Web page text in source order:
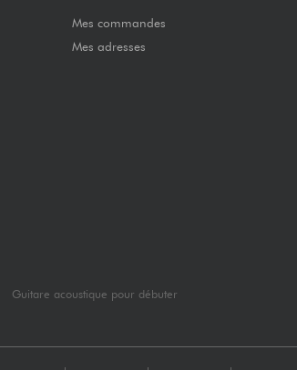
Mes commandes
Mes adresses
Guitare acoustique pour débuter